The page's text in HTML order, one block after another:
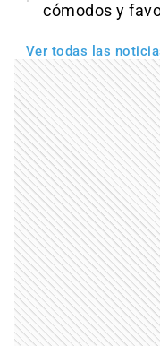
cómodos y
Ver todas las